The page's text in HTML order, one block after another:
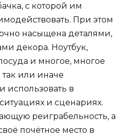
с которой им
При этом
насыщена деталями,
декора. Ноутбук,
и многое, многое
или иначе
использовать в
и сценариях.
реиграбельность, а
почётное место в